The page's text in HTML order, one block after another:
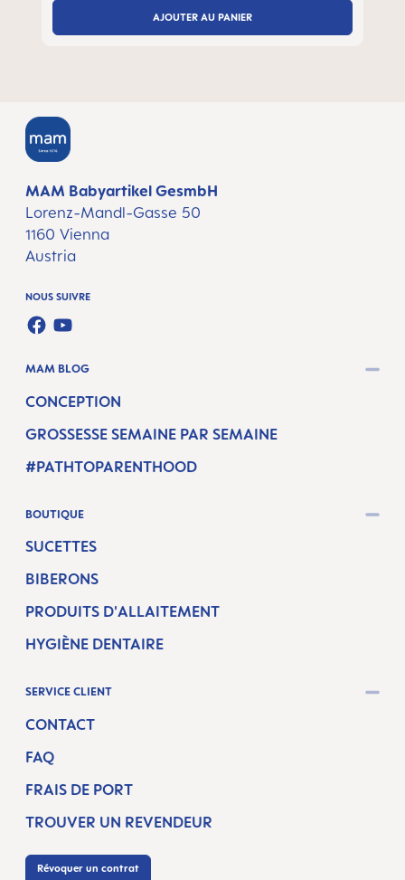
AJOUTER AU PANIER
MAM Babyartikel GesmbH
Lorenz-Mandl-Gasse 50
1160 Vienna
Austria
NOUS SUIVRE
FACEBOOK
YOUTUBE
MAM BLOG
CONCEPTION
GROSSESSE SEMAINE PAR SEMAINE
#PATHTOPARENTHOOD
BOUTIQUE
SUCETTES
BIBERONS
PRODUITS D'ALLAITEMENT
HYGIÈNE DENTAIRE
SERVICE CLIENT
CONTACT
FAQ
FRAIS DE PORT
TROUVER UN REVENDEUR
Révoquer un contrat